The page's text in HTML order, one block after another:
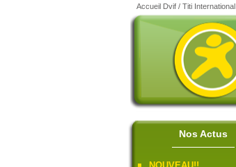
Accueil Dvif / Titi International
Nos Actus